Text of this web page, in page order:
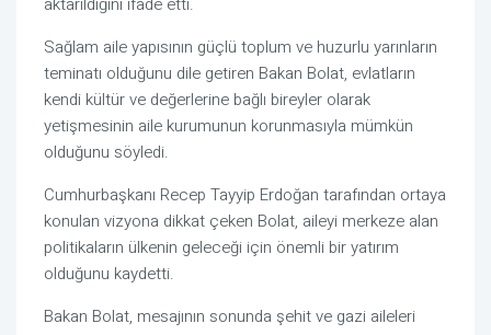
Sağlam aile yapısının güçlü toplum ve huzurlu yarınların
teminatı olduğunu dile getiren Bakan Bolat, evlatların
kendi kültür ve değerlerine bağlı bireyler olarak
yetişmesinin aile kurumunun korunmasıyla mümkün
olduğunu söyledi.
Cumhurbaşkanı Recep Tayyip Erdoğan tarafından ortaya
konulan vizyona dikkat çeken Bolat, aileyi merkeze alan
politikaların ülkenin geleceği için önemli bir yatırım
olduğunu kaydetti.
Bakan Bolat, mesajının sonunda şehit ve gazi aileleri